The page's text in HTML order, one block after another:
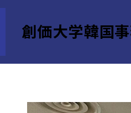
創価大学韓国
News